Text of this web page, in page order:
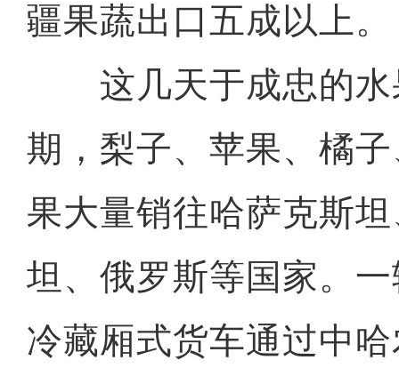
疆果蔬出口五成以上。
这几天于成忠的水
期，梨子、苹果、橘
果大量销往哈萨克斯
坦、俄罗斯等国家。
冷藏厢式货车通过中